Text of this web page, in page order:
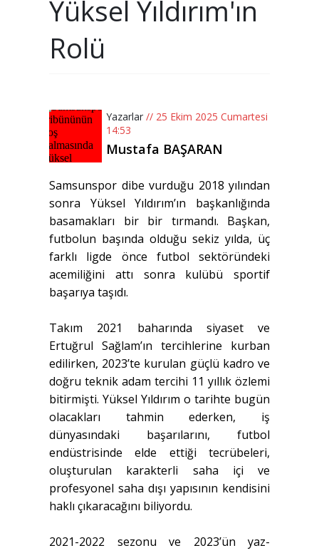
Yüksel Yıldırım'ın
Rolü
Yazarlar // 25 Ekim 2025 Cumartesi
14:53
Mustafa BAŞARAN
Samsunspor dibe vurduğu 2018 yılından
sonra Yüksel Yıldırım’ın başkanlığında
basamakları bir bir tırmandı. Başkan,
futbolun başında olduğu sekiz yılda, üç
farklı ligde önce futbol sektöründeki
acemiliğini attı sonra kulübü sportif
başarıya taşıdı.
Takım 2021 baharında siyaset ve
Ertuğrul Sağlam’ın tercihlerine kurban
edilirken, 2023’te kurulan güçlü kadro ve
doğru teknik adam tercihi 11 yıllık özlemi
bitirmişti. Yüksel Yıldırım o tarihte bugün
olacakları tahmin ederken, iş
dünyasındaki başarılarını, futbol
endüstrisinde elde ettiği tecrübeleri,
oluşturulan karakterli saha içi ve
profesyonel saha dışı yapısının kendisini
haklı çıkaracağını biliyordu.
2021-2022 sezonu ve 2023’ün yaz-